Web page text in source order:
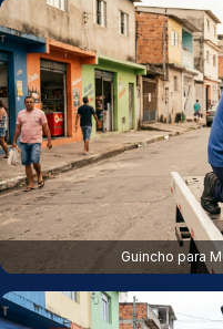
Guincho para